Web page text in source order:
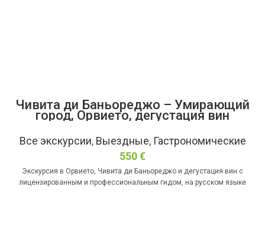
Чивита ди Баньореджо – Умирающий
город, Орвието, дегустация вин
Все экскурсии, Выездные, Гастрономические
550€
Экскурсия в Орвието, Чивита ди Баньореджо и дегустация вин с
лицензированным и профессиональным гидом, на русском языке